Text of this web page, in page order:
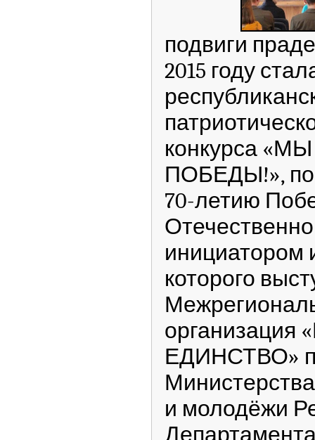
подвиги
2015 году
конкурса
ПОБЕДЫ!»,
70-летию
инициатором
которого
ЕДИНСТВО»
и молодёжи